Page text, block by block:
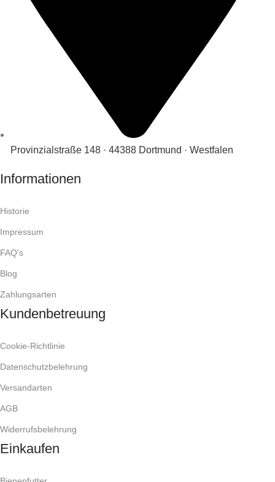
Provinzialstraße 148 · 44388 Dortmund · Westfalen
Informationen
Historie
Impressum
FAQ's
Blog
Zahlungsarten
Kundenbetreuung
Cookie-Richtlinie
Datenschutzbelehrung
Versandarten
AGB
Widerrufsbelehrung
Einkaufen